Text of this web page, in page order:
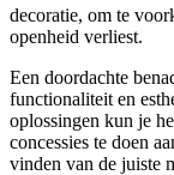
decoratie, om te
openheid verliest.
Een doordachte
functionaliteit en
oplossingen kun je
concessies te doen
vinden van de juiste